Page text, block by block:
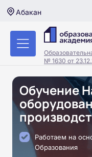
Абакан
№ 1630 от
Обучение
Работаем на
Образования